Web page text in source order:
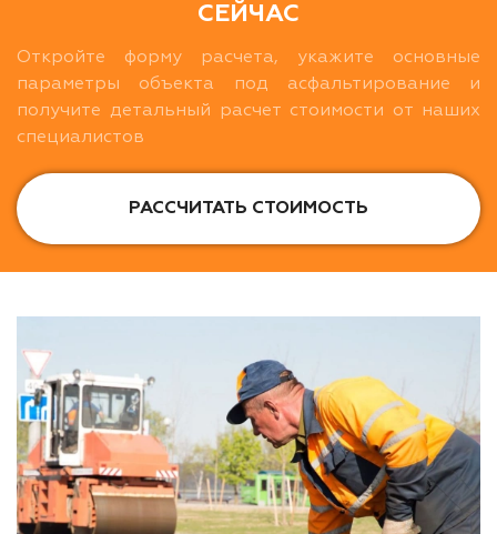
СЕЙЧАС
Откройте форму расчета, укажите основные
параметры объекта под асфальтирование и
получите детальный расчет стоимости от наших
специалистов
РАССЧИТАТЬ СТОИМОСТЬ